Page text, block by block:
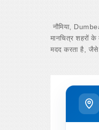
नौमिया,
मानचित्र शहरों
मदद करता है, जैसे